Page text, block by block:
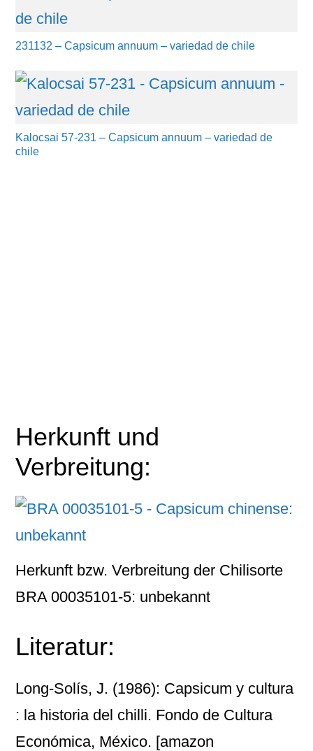
231132 – Capsicum annuum – variedad de chile
Kalocsai 57-231 – Capsicum annuum – variedad de
chile
Herkunft und
Verbreitung:
Herkunft bzw. Verbreitung der Chilisorte
BRA 00035101-5: unbekannt
Literatur:
Long-Solís, J. (1986): Capsicum y cultura
: la historia del chilli. Fondo de Cultura
Económica, México. [amazon